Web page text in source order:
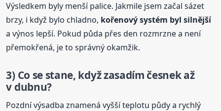
Výsledkem byly menší palice. Jakmile jsem začal sázet
brzy, i když bylo chladno, kořenový systém byl silnější
a výnos lepší. Pokud půda přes den rozmrzne a není
přemokřená, je to správný okamžik.
3) Co se stane, když zasadím česnek až
v dubnu?
Pozdní výsadba znamená vyšší teplotu půdy a rychlý